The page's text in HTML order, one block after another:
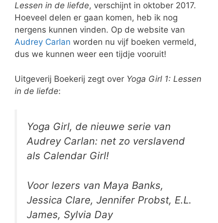
Lessen in de liefde, verschijnt in oktober 2017.
Hoeveel delen er gaan komen, heb ik nog
nergens kunnen vinden. Op de website van
Audrey Carlan worden nu vijf boeken vermeld,
dus we kunnen weer een tijdje vooruit!
Uitgeverij Boekerij zegt over Yoga Girl 1: Lessen
in de liefde:
Yoga Girl, de nieuwe serie van
Audrey Carlan: net zo verslavend
als Calendar Girl!
Voor lezers van Maya Banks,
Jessica Clare, Jennifer Probst, E.L.
James, Sylvia Day